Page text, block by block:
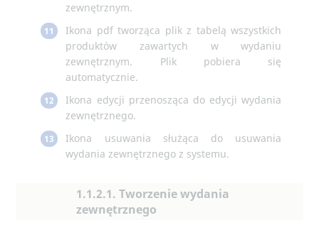
zewnętrznym.
11
Ikona pdf tworząca plik z tabelą wszystkich
produktów zawartych w wydaniu
zewnętrznym. Plik pobiera się
automatycznie.
12
Ikona edycji przenosząca do edycji wydania
zewnętrznego.
13
Ikona usuwania służąca do usuwania
wydania zewnętrznego z systemu.
1.1.2.1. Tworzenie wydania
zewnętrznego